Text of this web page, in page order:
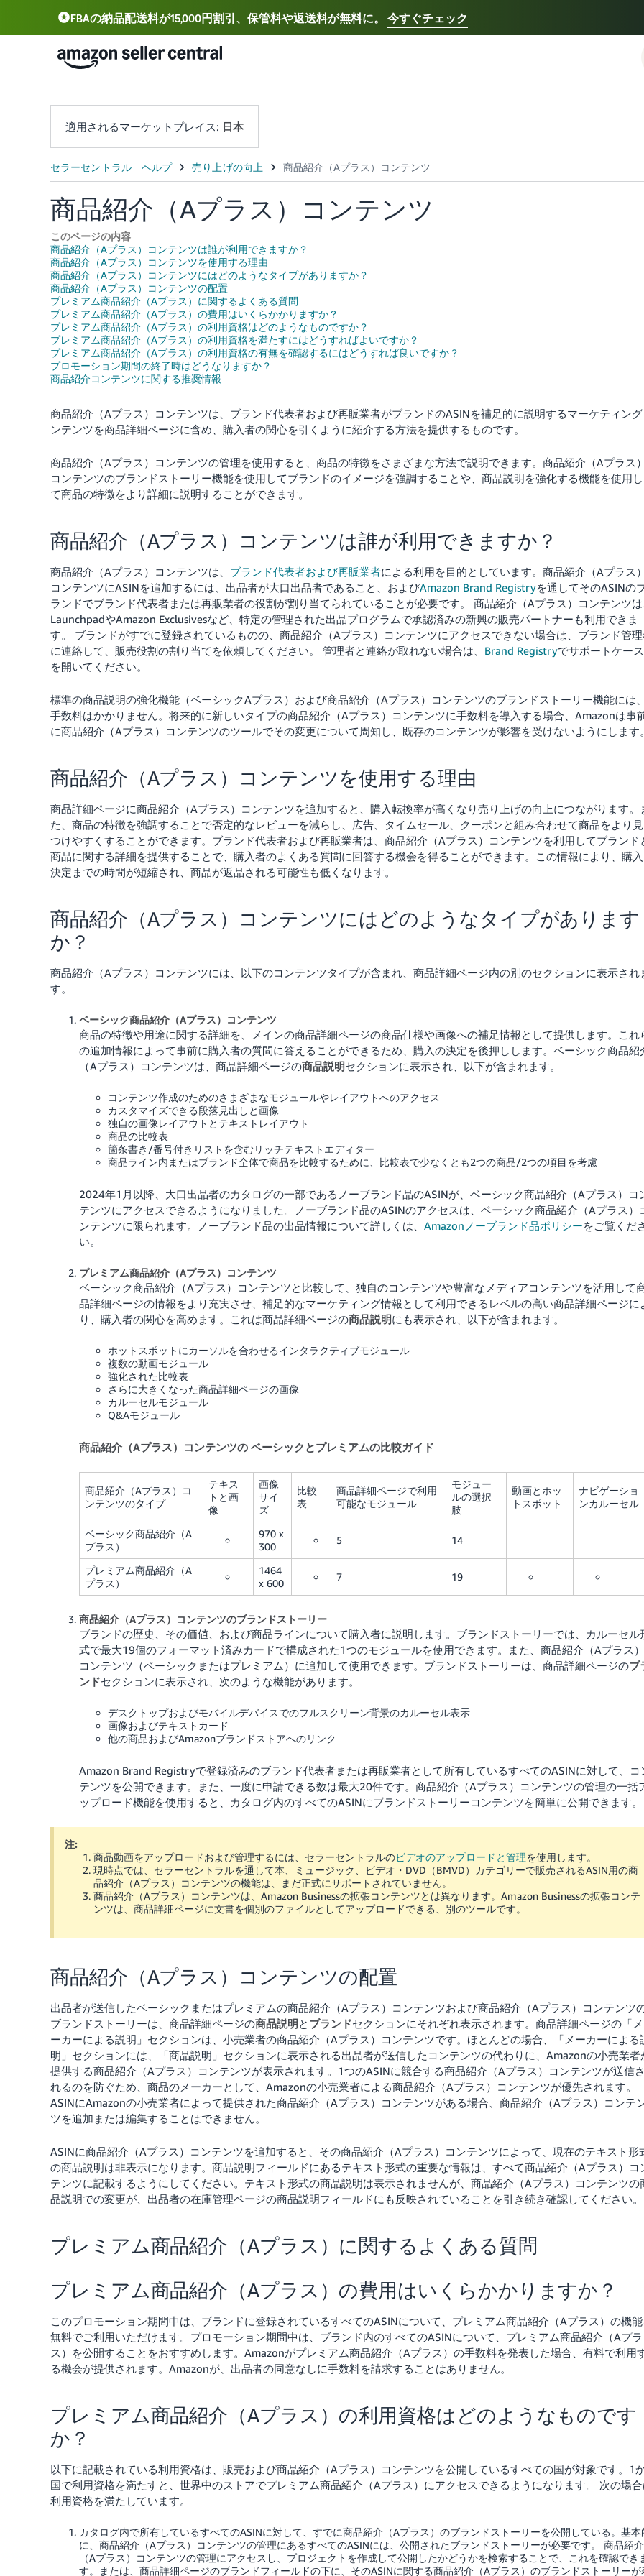
FBAの納品配送料が15,000円割引、保管料や返送料が無料に。 今すぐチェック
Select your preferred language
中文 - CN Deutsch - DE
適用されるマーケットプレイス: 日本
商品紹介（Aプラス）コンテンツ
このページの内容
商品紹介（Aプラス）コンテンツは誰が利用できますか？
商品紹介（Aプラス）コンテンツを使用する理由
商品紹介（Aプラス）コンテンツにはどのようなタイプがありますか？
商品紹介（Aプラス）コンテンツの配置
プレミアム商品紹介（Aプラス）に関するよくある質問
プレミアム商品紹介（Aプラス）の費用はいくらかかりますか？
プレミアム商品紹介（Aプラス）の利用資格はどのようなものですか？
プレミアム商品紹介（Aプラス）の利用資格を満たすにはどうすればよいですか？
プレミアム商品紹介（Aプラス）の利用資格の有無を確認するにはどうすれば良いですか？
プロモーション期間の終了時はどうなりますか？
商品紹介コンテンツに関する推奨情報
商品紹介（Aプラス）コンテンツは、ブランド代表者および再販業者がブランドのASINを補足的に説明するマーケティン
ンテンツを商品詳細ページに含め、購入者の関心を引くように紹介する方法を提供するものです。
商品紹介（Aプラス）コンテンツの管理を使用すると、商品の特徴をさまざまな方法で説明できます。商品紹介（Aプラス
コンテンツのブランドストーリー機能を使用してブランドのイメージを強調することや、商品説明を強化する機能を使用し
て商品の特徴をより詳細に説明することができます。
商品紹介（Aプラス）コンテンツは誰が利用できますか？
商品紹介（Aプラス）コンテンツは、 ブランド代表者および再販業者による利用を目的としています。 商品紹介（Aプラス
コンテンツにASINを追加するには、出品者が大口出品者であること、およびAmazon Brand Registryを通してそのASINの
ランドでブランド代表者または再販業者の役割が割り当てられていることが必要です。
商品紹介（Aプラス）コンテンツ
LaunchpadやAmazon Exclusivesなど、特定の管理された出品プログラムで承認済みの新興の販売パートナーも利用できま
す。
ブランドがすでに登録されているものの、商品紹介（Aプラス）コンテンツにアクセスできない場合は、ブランド管
に連絡して、販売役割の割り当てを依頼してください。 管理者と連絡が取れない場合は、 Brand Registryでサポートケース
を開いてください。
標準の商品説明の強化機能（ベーシックAプラス）および商品紹介（Aプラス）コンテンツのブランドストーリー機能には
手数料はかかりません。将来的に新しいタイプの商品紹介（Aプラス）コンテンツに手数料を導入する場合、Amazonは事
に商品紹介（Aプラス）コンテンツのツールでその変更について周知し、既存のコンテンツが影響を受けないようにします
商品紹介（Aプラス）コンテンツを使用する理由
商品詳細ページに商品紹介（Aプラス）コンテンツを追加すると、購入転換率が高くなり売り上げの向上につながります。
た、商品の特徴を強調することで否定的なレビューを減らし、広告、タイムセール、クーポンと組み合わせて商品をより見
つけやすくすることができます。ブランド代表者および再販業者は、商品紹介（Aプラス）コンテンツを利用してブランド
商品に関する詳細を提供することで、購入者のよくある質問に回答する機会を得ることができます。この情報により、購入
決定までの時間が短縮され、商品が返品される可能性も低くなります。
商品紹介（Aプラス）コンテンツにはどのようなタイプがあります
か？
商品紹介（Aプラス）コンテンツには、以下のコンテンツタイプが含まれ、商品詳細ページ内の別のセクションに表示され
す。
ベーシック商品紹介（Aプラス）コンテンツ
商品の特徴や用途に関する詳細を、メインの商品詳細ページの商品仕様や画像への補足情報として提供します。これ
の追加情報によって事前に購入者の質問に答えることができるため、購入の決定を後押しします。ベーシック商品紹
（Aプラス）コンテンツは、商品詳細ページの商品説明セクションに表示され、以下が含まれます。
コンテンツ作成のためのさまざまなモジュールやレイアウトへのアクセス
カスタマイズできる段落見出しと画像
独自の画像レイアウトとテキストレイアウト
商品の比較表
箇条書き/番号付きリストを含むリッチテキストエディター
商品ライン内またはブランド全体で商品を比較するために、比較表で少なくとも2つの商品/2つの項目を考慮
2024年1月以降、大口出品者のカタログの一部であるノーブランド品のASINが、ベーシック商品紹介（Aプラス）コ
テンツにアクセスできるようになりました。ノーブランド品のASINのアクセスは、ベーシック商品紹介（Aプラス）
ンテンツに限られます。ノーブランド品の出品情報について詳しくは、 Amazonノーブランド品ポリシーをご覧くだ
い。
プレミアム商品紹介（Aプラス）コンテンツ
ベーシック商品紹介（Aプラス）コンテンツと比較して、独自のコンテンツや豊富なメディアコンテンツを活用して
品詳細ページの情報をより充実させ、補足的なマーケティング情報として利用できるレベルの高い商品詳細ページに
り、購入者の関心を高めます。これは商品詳細ページの商品説明にも表示され、以下が含まれます。
ホットスポットにカーソルを合わせるインタラクティブモジュール
複数の動画モジュール
強化された比較表
さらに大きくなった商品詳細ページの画像
カルーセルモジュール
Q&Aモジュール
商品紹介（Aプラス）コンテンツの ベーシックとプレミアムの比較ガイド
商品紹介（Aプラス）コ
ンテンツのタイプ
テキス
トと画
像
画像
サイ
ズ
比較
表
商品詳細ページで利用
可能なモジュール
モジュー
ルの選択
肢
動画とホッ
トスポット
ナビゲーショ
ンカルーセル
ベーシック商品紹介（A
プラス）
970 x
300
5 14
プレミアム商品紹介（A
プラス）
1464
x 600
7 19
商品紹介（Aプラス）コンテンツのブランドストーリー
ブランドの歴史、その価値、および商品ラインについて購入者に説明します。ブランドストーリーでは、カルーセル
式で最大19個のフォーマット済みカードで構成された1つのモジュールを使用できます。また、商品紹介（Aプラス）
コンテンツ（ベーシックまたはプレミアム）に追加して使用できます。ブランドストーリーは、商品詳細ページのブ
ンドセクションに表示され、次のような機能があります。
デスクトップおよびモバイルデバイスでのフルスクリーン背景のカルーセル表示
画像およびテキストカード
他の商品およびAmazonブランドストアへのリンク
Amazon Brand Registryで登録済みのブランド代表者または再販業者として所有しているすべてのASINに対して、コ
テンツを公開できます。また、一度に申請できる数は最大20件です。 商品紹介（Aプラス）コンテンツの管理の一括
ップロード機能を使用すると、カタログ内のすべてのASINにブランドストーリーコンテンツを簡単に公開できます。
注:
商品動画をアップロードおよび管理するには、セラーセントラルのビデオのアップロードと管理を使用します。
現時点では、セラーセントラルを通して本、ミュージック、ビデオ・DVD（BMVD）カテゴリーで販売されるASIN用の商
品紹介（Aプラス）コンテンツの機能は、まだ正式にサポートされていません。
商品紹介（Aプラス）コンテンツは、Amazon Businessの拡張コンテンツとは異なります。Amazon Businessの拡張コンテ
ンツは、商品詳細ページに文書を個別のファイルとしてアップロードできる、別のツールです。
商品紹介（Aプラス）コンテンツの配置
出品者が送信したベーシックまたはプレミアムの商品紹介（Aプラス）コンテンツおよび商品紹介（Aプラス）コンテンツ
ブランドストーリーは、商品詳細ページの商品説明と ブランドセクションにそれぞれ表示されます。商品詳細ページの「メ
ーカーによる説明」セクションは、小売業者の商品紹介（Aプラス）コンテンツです。ほとんどの場合、「メーカーによる
明」セクションには、「商品説明」セクションに表示される出品者が送信したコンテンツの代わりに、Amazonの小売業者
提供する商品紹介（Aプラス）コンテンツが表示されます。1つのASINに競合する商品紹介（Aプラス）コンテンツが送信
れるのを防ぐため、商品のメーカーとして、Amazonの小売業者による商品紹介（Aプラス）コンテンツが優先されます。
ASINにAmazonの小売業者によって提供された商品紹介（Aプラス）コンテンツがある場合、商品紹介（Aプラス）コンテ
ツを追加または編集することはできません。
ASINに商品紹介（Aプラス）コンテンツを追加すると、その商品紹介（Aプラス）コンテンツによって、現在のテキスト形
の商品説明は非表示になります。商品説明フィールドにあるテキスト形式の重要な情報は、すべて商品紹介（Aプラス）コ
テンツに記載するようにしてください。テキスト形式の商品説明は表示されませんが、商品紹介（Aプラス）コンテンツの
品説明での変更が、出品者の在庫管理ページの商品説明フィールドにも反映されていることを引き続き確認してください。
プレミアム商品紹介（Aプラス）に関するよくある質問
プレミアム商品紹介（Aプラス）の費用はいくらかかりますか？
このプロモーション期間中は、ブランドに登録されているすべてのASINについて、プレミアム商品紹介（Aプラス）の機
無料でご利用いただけます。プロモーション期間中は、ブランド内のすべてのASINについて、プレミアム商品紹介（Aプラ
ス）を公開することをおすすめします。Amazonがプレミアム商品紹介（Aプラス）の手数料を発表した場合、有料で利用
る機会が提供されます。Amazonが、出品者の同意なしに手数料を請求することはありません。
プレミアム商品紹介（Aプラス）の利用資格はどのようなものです
か？
以下に記載されている利用資格は、販売および商品紹介（Aプラス）コンテンツを公開しているすべての国が対象です。1
国で利用資格を満たすと、世界中のストアでプレミアム商品紹介（Aプラス）にアクセスできるようになります。
次の場
利用資格を満たしています。
カタログ内で所有しているすべてのASINに対して、すでに商品紹介（Aプラス）のブランドストーリーを公開している。基本
に、商品紹介（Aプラス）コンテンツの管理にあるすべてのASINには、公開されたブランドストーリーが必要です。
商品紹介
（Aプラス）コンテンツの管理にアクセスし、プロジェクトを作成して公開したかどうかを検索することで、これを確認でき
す。または、商品詳細ページのブランドフィールドの下に、そのASINに関する商品紹介（Aプラス）のブランドストーリーが